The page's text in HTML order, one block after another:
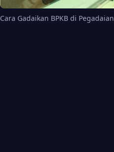
Cara Gadaikan BPKB di Pegadaian